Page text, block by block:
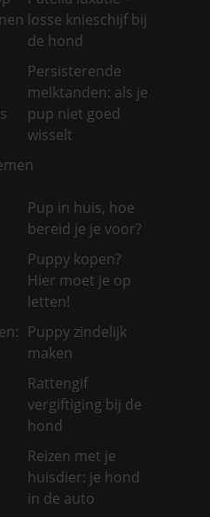
losse knieschijf bij
de hond
Persisterende
melktanden: als je
pup niet goed
wisselt
Pup in huis, hoe
bereid je je voor?
Puppy kopen?
Hier moet je op
letten!
Puppy zindelijk
maken
Rattengif
vergiftiging bij de
hond
Reizen met je
huisdier: je hond
in de auto